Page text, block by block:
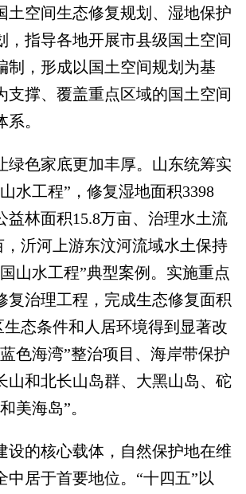
土空间生态修复规划、湿地保护
，指导各地开展市县级国土空间
制，形成以国土空间规划为基
支撑、覆盖重点区域的国土空间
。
色家底更加丰厚。山东统筹实
水工程”，修复湿地面积3398
益林面积15.8万亩、治理水土流
，沂河上游东汶河流域水土保持
山水工程”典型案例。实施重点
复治理工程，完成生态修复面积
生态条件和人居环境得到显著改
色海湾”整治项目、海岸带保护
山和北长山岛群、大黑山岛、砣
美海岛”。
的核心载体，自然保护地在维
中居于首要地位。“十四五”以